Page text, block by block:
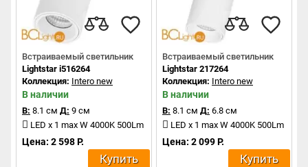
Встраиваемый светильник
Lightstar i516264
Коллекция: Intero new
В наличии
В: 8.1 см Д: 9 см
LED x 1 max W 4000K 500Lm
Цена: 2 598 Р.
Купить
Встраиваемый светильник
Lightstar 217264
Коллекция: Intero new
В наличии
В: 8.1 см Д: 6.8 см
LED x 1 max W 4000K 500Lm
Цена: 2 099 Р.
Купить